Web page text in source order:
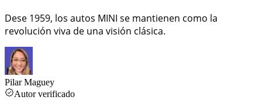
Dese 1959, los autos MINI se mantienen como la
revolución viva de una visión clásica.
Pilar Maguey
Autor verificado